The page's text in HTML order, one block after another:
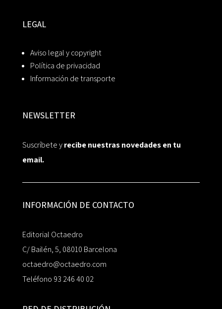
LEGAL
Aviso legal y copyright
Política de privacidad
Información de transporte
NEWSLETTER
Suscríbete yrecibe nuestras novedades en tu
email.
INFORMACIÓN DE CONTACTO
Editorial Octaedro
C/ Bailén, 5, 08010 Barcelona
octaedro@octaedro.com
Teléfono 93 246 40 02